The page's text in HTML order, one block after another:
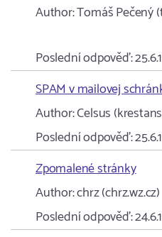
Author:Tomáš Pečený
Poslední odpověď:
SPAM v mailovej
Author:Celsus
Poslední odpověď:
Zpomalené stránky
Author:chrz (chrz.wz.cz)
Poslední odpověď: